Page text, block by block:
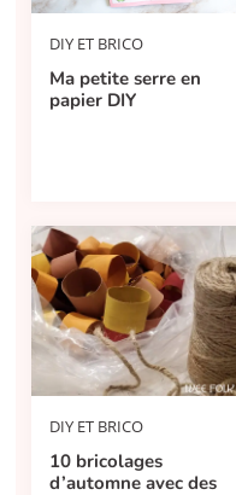
DIY ET BRICO
Ma petite serre en
papier DIY
DIY ET BRICO
10 bricolages
d’automne avec des